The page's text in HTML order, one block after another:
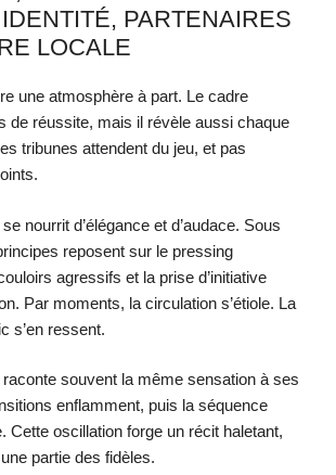
PARTENAIRES
LOCALE
une atmosphère à part. Le cadre
de réussite, mais il révèle aussi chaque
tribunes attendent du jeu, et pas
se nourrit d’élégance et d’audace. Sous
reposent sur le pressing
agressifs et la prise d’initiative
Par moments, la circulation s’étiole. La
s’en ressent.
souvent la même sensation à ses
enflamment, puis la séquence
Cette oscillation forge un récit haletant,
partie des fidèles.